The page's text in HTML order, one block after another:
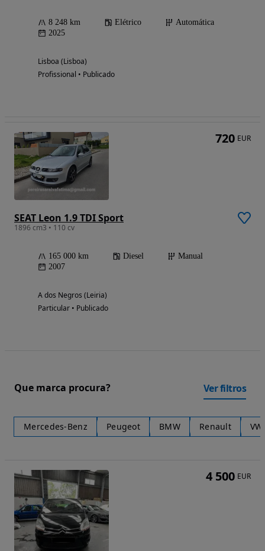
8 248 km Elétrico
Automática
2025
Lisboa (Lisboa)
Profissional • Publicado
SEAT Leon 1.9 TDI Sport
1896 cm3 • 110 cv
165 000 km Diesel
Manual
2007
A dos Negros (Leiria)
Particular • Publicado
720 EUR
Que marca procura? Ver filtros
Mercedes-Benz Peugeot BMW Renault VW
4 500 EUR